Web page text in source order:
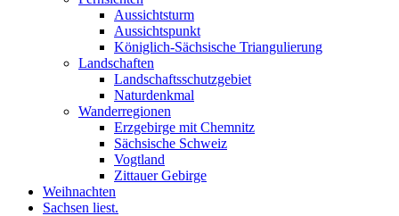
Aussichtsturm
Aussichtspunkt
Königlich-Sächsische Triangulierung
Landschaften
Landschaftsschutzgebiet
Naturdenkmal
Wanderregionen
Erzgebirge mit Chemnitz
Sächsische Schweiz
Vogtland
Zittauer Gebirge
Weihnachten
Sachsen liest.